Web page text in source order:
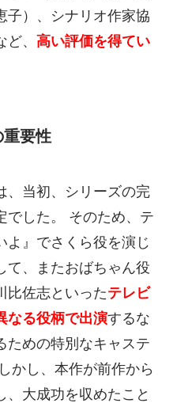
子）、シナリオ作家協
、 高い評価を得てい
重要性
、当初、シリーズの完
でした。 そのため、テ
よ』でさくら役を演じ
て、またおばちゃん役
比佐志といったテレビ
なる役柄で出演するな
ための特別なキャステ
かし、本作が前作から
、大成功を収めたこと